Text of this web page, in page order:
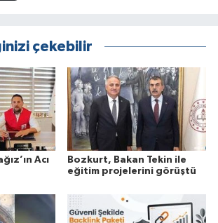
çekebilir
Acı
Bozkurt, Bakan Tekin ile
eğitim projelerini görüştü